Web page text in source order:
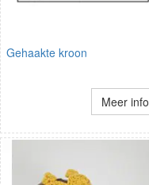
Gehaakte kroon
Meer info